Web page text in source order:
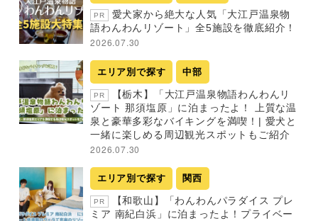
PR
愛犬家から絶大な人気「大江戸温泉物
語わんわんリゾート」全5施設を徹底紹介！
2026.07.30
エリア別で探す 中部
PR
【栃木】「大江戸温泉物語わんわんリ
ゾート 那須塩原」に泊まったよ！ 上質な温
泉と豪華多彩なバイキングを満喫！| 愛犬と
一緒に楽しめる周辺観光スポットもご紹介
2026.07.30
エリア別で探す 関西
PR
【和歌山】「わんわんパラダイス プレ
ミア 南紀白浜」に泊まったよ！プライベー